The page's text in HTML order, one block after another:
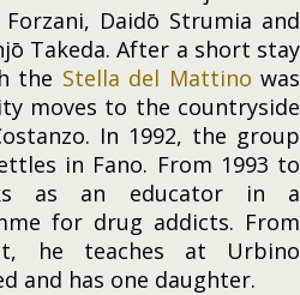
Daidō Strumia and
Takeda. After a short stay
the Stella del Mattino was
moves to the countryside
In 1992, the group
in Fano. From 1993 to
as an educator in a
for drug addicts. From
he teaches at Urbino
and has one daughter.